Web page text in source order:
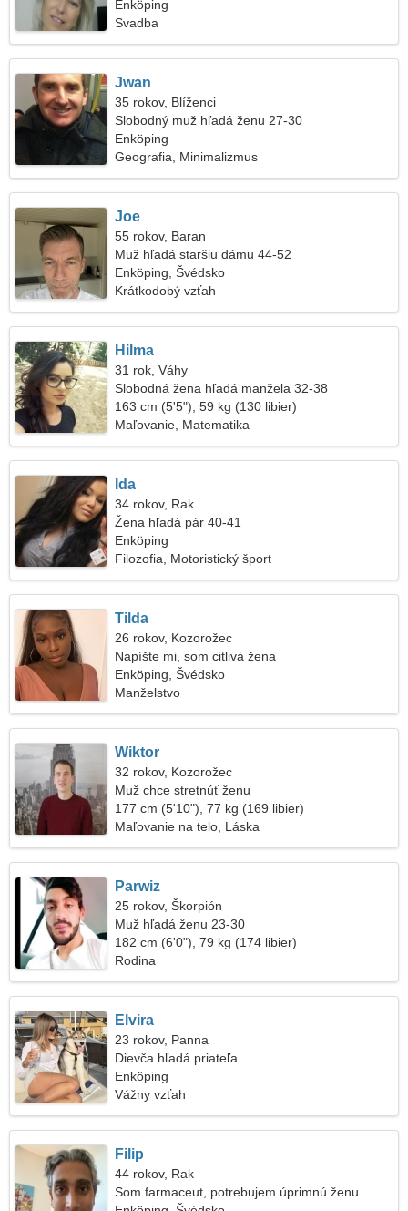
Enköping
Svadba
Jwan
35 rokov, Blíženci
Slobodný muž hľadá ženu 27-30
Enköping
Geografia, Minimalizmus
Joe
55 rokov, Baran
Muž hľadá staršiu dámu 44-52
Enköping, Švédsko
Krátkodobý vzťah
Hilma
31 rok, Váhy
Slobodná žena hľadá manžela 32-38
163 cm (5'5"), 59 kg (130 libier)
Maľovanie, Matematika
Ida
34 rokov, Rak
Žena hľadá pár 40-41
Enköping
Filozofia, Motoristický šport
Tilda
26 rokov, Kozorožec
Napíšte mi, som citlivá žena
Enköping, Švédsko
Manželstvo
Wiktor
32 rokov, Kozorožec
Muž chce stretnúť ženu
177 cm (5'10"), 77 kg (169 libier)
Maľovanie na telo, Láska
Parwiz
25 rokov, Škorpión
Muž hľadá ženu 23-30
182 cm (6'0"), 79 kg (174 libier)
Rodina
Elvira
23 rokov, Panna
Dievča hľadá priateľa
Enköping
Vážny vzťah
Filip
44 rokov, Rak
Som farmaceut, potrebujem úprimnú ženu